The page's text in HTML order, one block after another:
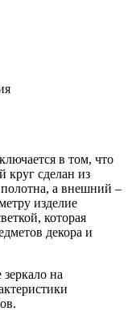
в том, что
круг сделан из
полотна, а внешний –
изделие
которая
декора и
на